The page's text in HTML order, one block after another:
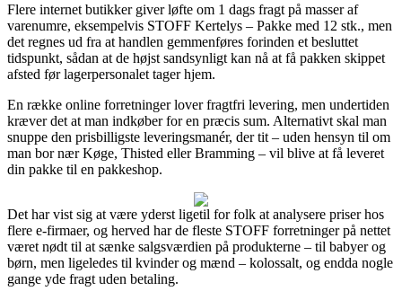
Flere internet butikker giver løfte om 1 dags fragt på masser af
varenumre, eksempelvis STOFF Kertelys – Pakke med 12 stk., men
det regnes ud fra at handlen gemmenføres forinden et besluttet
tidspunkt, sådan at de højst sandsynligt kan nå at få pakken skippet
afsted før lagerpersonalet tager hjem.
En række online forretninger lover fragtfri levering, men undertiden
kræver det at man indkøber for en præcis sum. Alternativt skal man
snuppe den prisbilligste leveringsmanér, der tit – uden hensyn til om
man bor nær Køge, Thisted eller Bramming – vil blive at få leveret
din pakke til en pakkeshop.
Det har vist sig at være yderst ligetil for folk at analysere priser hos
flere e-firmaer, og herved har de fleste STOFF forretninger på nettet
været nødt til at sænke salgsværdien på produkterne – til babyer og
børn, men ligeledes til kvinder og mænd – kolossalt, og endda nogle
gange yde fragt uden betaling.